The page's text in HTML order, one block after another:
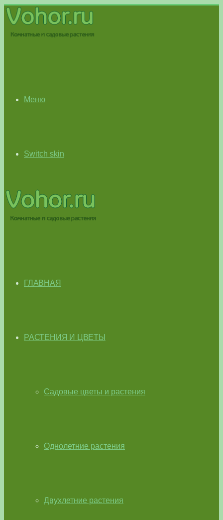
Меню
Switch skin
ГЛАВНАЯ
РАСТЕНИЯ И ЦВЕТЫ
Садовые цветы и растения
Однолетние растения
Двухлетние растения